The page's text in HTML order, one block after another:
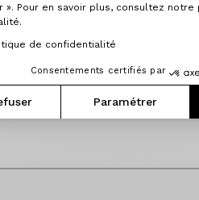
». Pour en savoir plus, consultez
de confidentialité
Consentements certifiés par
Paramétrer
à l'usure. Les éléments
le logo SKS, ajoutent à la
éclair, d'une poche
des objets.